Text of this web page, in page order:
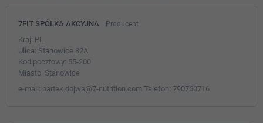
7FIT SPÓŁKA AKCYJNA Producent
Kraj: PL
Ulica: Stanowice 82A
Kod pocztowy: 55-200
Miasto: Stanowice
e-mail: bartek.dojwa@7-nutrition.com Telefon: 790760716